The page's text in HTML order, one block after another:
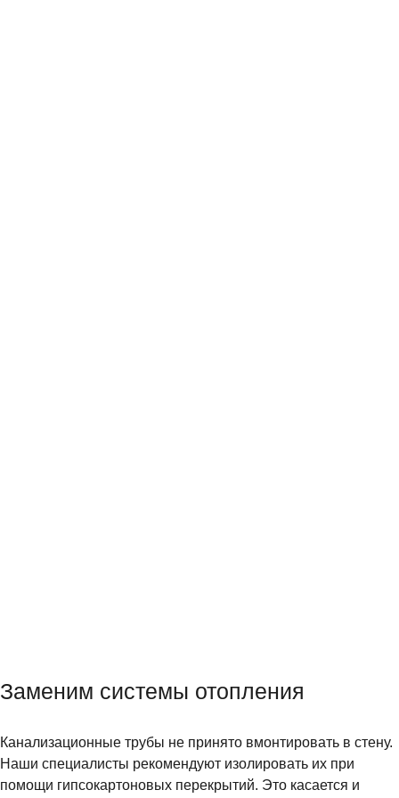
Заменим системы отопления
Канализационные трубы не принято вмонтировать в стену.
Наши специалисты рекомендуют изолировать их при
помощи гипсокартоновых перекрытий. Это касается и